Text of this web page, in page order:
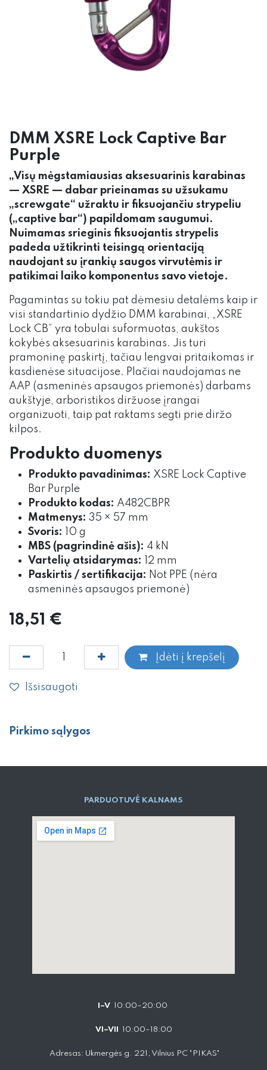
DMM XSRE Lock Captive Bar
Purple
„Visų mėgstamiausias aksesuarinis karabinas
— XSRE — dabar prieinamas su užsukamu
„screwgate“ užraktu ir fiksuojančiu strypeliu
(„captive bar“) papildomam saugumui.
Nuimamas srieginis fiksuojantis strypelis
padeda užtikrinti teisingą orientaciją
naudojant su įrankių saugos virvutėmis ir
patikimai laiko komponentus savo vietoje.
Pagamintas su tokiu pat dėmesiu detalėms kaip ir
visi standartinio dydžio DMM karabinai, „XSRE
Lock CB“ yra tobulai suformuotas, aukštos
kokybės aksesuarinis karabinas. Jis turi
pramoninę paskirtį, tačiau lengvai pritaikomas ir
kasdienėse situacijose. Plačiai naudojamas ne
AAP (asmeninės apsaugos priemonės) darbams
aukštyje, arboristikos diržuose įrangai
organizuoti, taip pat raktams segti prie diržo
kilpos.
Produkto duomenys
Produkto pavadinimas: XSRE Lock Captive
Bar Purple
Produkto kodas: A482CBPR
Matmenys: 35 × 57 mm
Svoris:
10 g
MBS (pagrindinė ašis): 4 kN
Vartelių atsidarymas:
12 mm
Paskirtis / sertifikacija: Not PPE (nėra
asmeninės apsaugos priemonė)
18,51 €
Įdėti į krepšelį
Išsisaugoti
Pirkimo sąlygos
PARD​UOTUVĖ​ KALNAMS
I–V 10:00–20:00
VI–VII 10:00–18:00
Adresas: Ukmergės g. 221, Vilnius PC "PIKAS"